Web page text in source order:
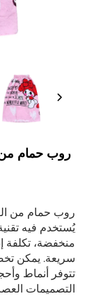
روب حمام من
يُستخدم فيه
منخفضة، تكلفة
سريعة. يمكن
تتوفر أنماط
التصميمات